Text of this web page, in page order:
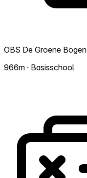
OBS De Groene Bogen
966m · Basisschool